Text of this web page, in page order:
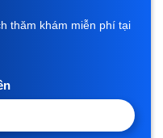
thăm khám miễn phí tại